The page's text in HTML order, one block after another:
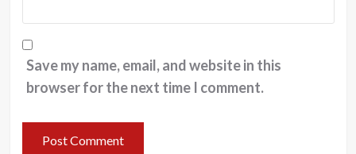
Save my name, email, and website in this
browser for the next time I comment.